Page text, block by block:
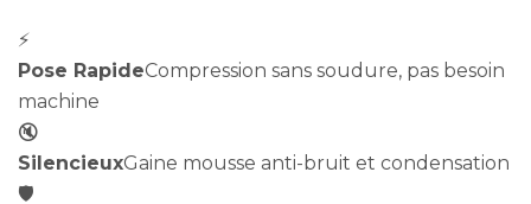
⚡
Pose RapideCompression sans soudure, pas besoin
machine
🔇
SilencieuxGaine mousse anti-bruit et condensation
🛡️